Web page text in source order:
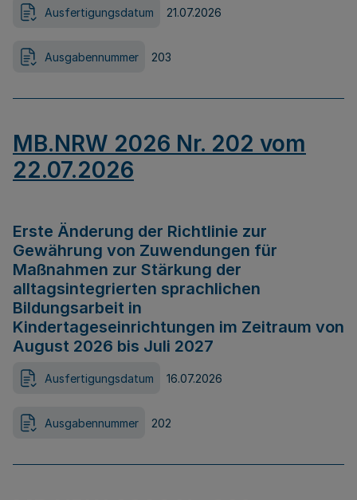
Ausfertigungsdatum 21.07.2026
Ausgabennummer 203
MB.NRW 2026 Nr. 202 vom
22.07.2026
Erste Änderung der Richtlinie zur
Gewährung von Zuwendungen für
Maßnahmen zur Stärkung der
alltagsintegrierten sprachlichen
Bildungsarbeit in
Kindertageseinrichtungen im Zeitraum von
August 2026 bis Juli 2027
Ausfertigungsdatum 16.07.2026
Ausgabennummer 202